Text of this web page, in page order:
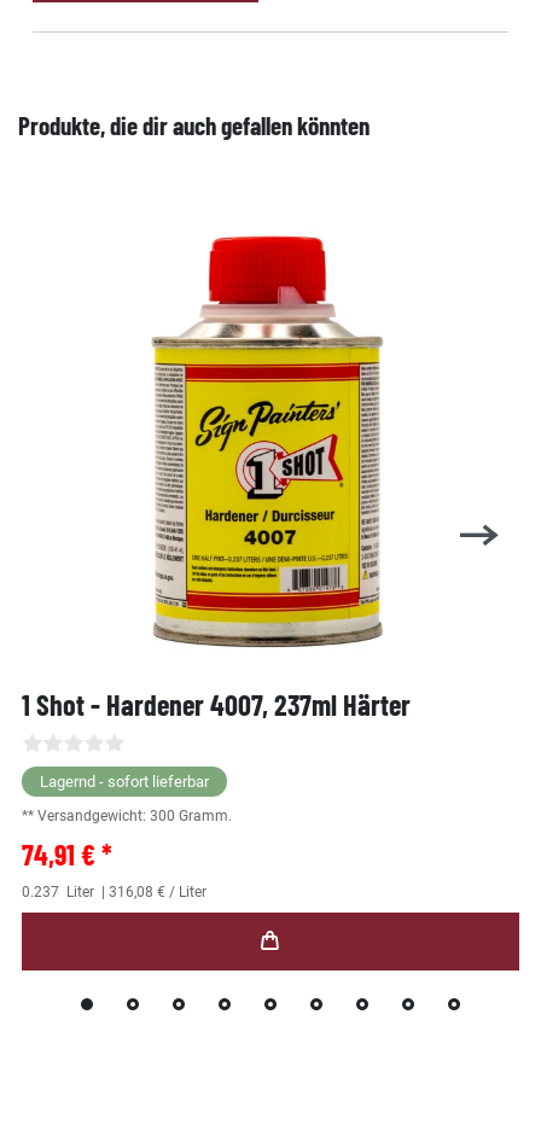
Produkte, die dir auch gefallen könnten
1 Shot - Hardener 4007, 237ml Härter
Lagernd - sofort lieferbar
** Versandgewicht: 300 Gramm.
74,91 € *
0.237 Liter | 316,08 € / Liter